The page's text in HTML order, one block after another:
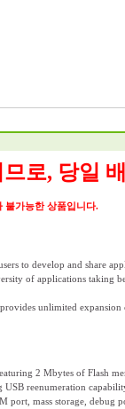
로, 당일
불가능한 상품입니다.
to develop and share
of applications taking
unlimited expansion
2 Mbytes of Flash
reenumeration
port, mass storage, debug